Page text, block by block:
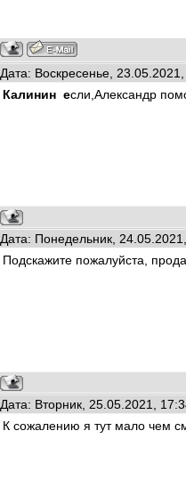
Дата: Воскресенье,
Калинин если,Александр
Дата: Понедельник,
Подскажите пожалуйста,
Дата: Вторник, 25.05.2021,
К сожалению я тут мало чем